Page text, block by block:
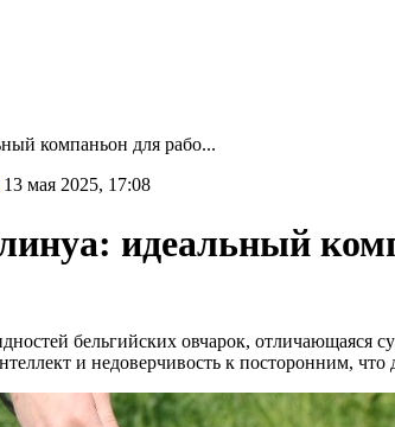
компаньон для рабо...
13 мая 2025, 17:08
идеальный
бельгийских овчарок,
и недоверчивость к посторонним,